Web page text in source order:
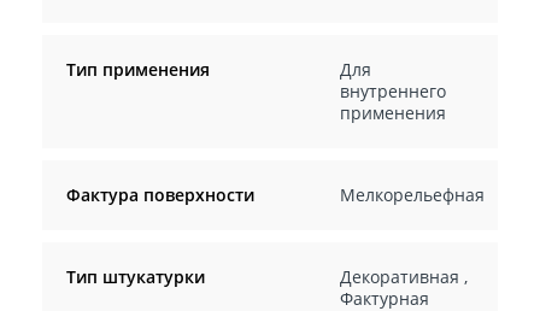
Тип применения
Для
внутреннего
применения
Фактура поверхности Мелкорельефная
Тип штукатурки Декоративная ,
Фактурная